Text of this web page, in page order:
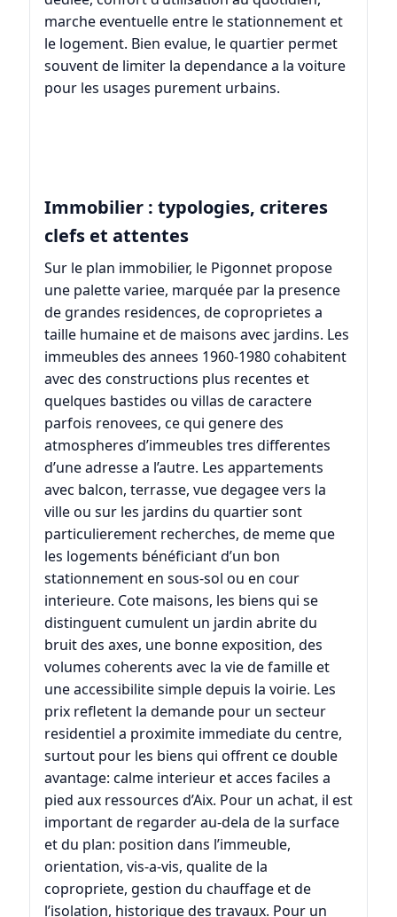
marche eventuelle entre le stationnement et
le logement. Bien evalue, le quartier permet
souvent de limiter la dependance a la voiture
pour les usages purement urbains.
Immobilier : typologies, criteres
clefs et attentes
Sur le plan immobilier, le Pigonnet propose
une palette variee, marquée par la presence
de grandes residences, de coproprietes a
taille humaine et de maisons avec jardins. Les
immeubles des annees 1960-1980 cohabitent
avec des constructions plus recentes et
quelques bastides ou villas de caractere
parfois renovees, ce qui genere des
atmospheres d’immeubles tres differentes
d’une adresse a l’autre. Les appartements
avec balcon, terrasse, vue degagee vers la
ville ou sur les jardins du quartier sont
particulierement recherches, de meme que
les logements bénéficiant d’un bon
stationnement en sous-sol ou en cour
interieure. Cote maisons, les biens qui se
distinguent cumulent un jardin abrite du
bruit des axes, une bonne exposition, des
volumes coherents avec la vie de famille et
une accessibilite simple depuis la voirie. Les
prix refletent la demande pour un secteur
residentiel a proximite immediate du centre,
surtout pour les biens qui offrent ce double
avantage: calme interieur et acces faciles a
pied aux ressources d’Aix. Pour un achat, il est
important de regarder au-dela de la surface
et du plan: position dans l’immeuble,
orientation, vis-a-vis, qualite de la
copropriete, gestion du chauffage et de
l’isolation, historique des travaux. Pour un